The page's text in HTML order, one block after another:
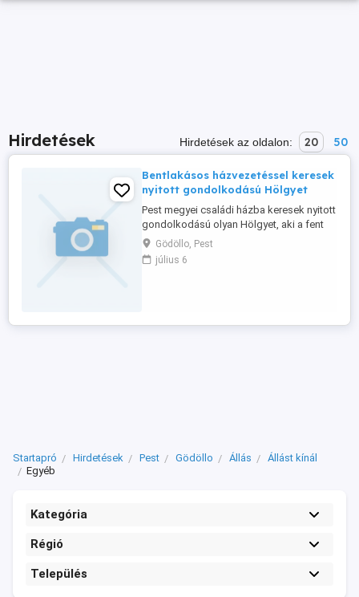
Hirdetések Hirdetések az oldalon: 20 50
Bentlakásos házvezetéssel keresek
nyitott gondolkodású Hölgyet
Pest megyei családi házba keresek nyitott
gondolkodású olyan Hölgyet, aki a fent
említett pozíciót be tudja tölteni. Határidő:
2026.07.31
Gödöllo, Pest
július 6
Startapró Hirdetések Pest Gödöllo Állás
Állást kínál
Egyéb
Kategória
Régió
Település